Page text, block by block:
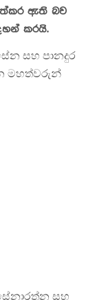
ඇති බව
කරයි.
සහ පානදුර
මහත්වරුන්